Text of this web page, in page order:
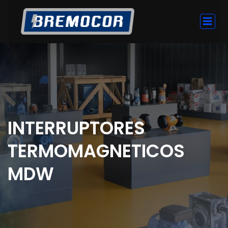
INTERRUPTORES
TERMOMAGNETICOS
MDW